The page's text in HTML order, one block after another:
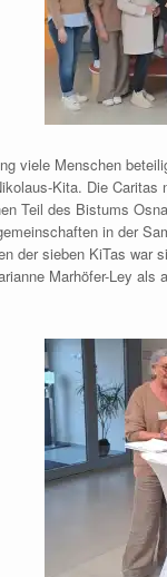
viele Menschen
Kita. Die
Teil des Bistums
in der
der sieben KiTas
Marhöfer-Ley